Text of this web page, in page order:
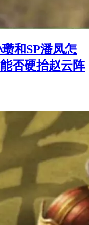
和SP潘凤怎
否硬抬赵云阵